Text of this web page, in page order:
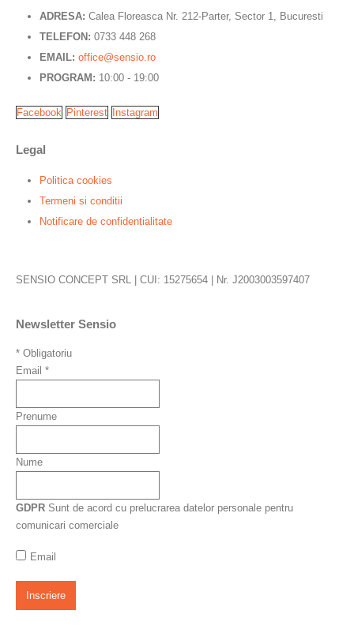
ADRESA: Calea Floreasca Nr. 212-Parter, Sector 1, Bucuresti
TELEFON: 0733 448 268
EMAIL: office@sensio.ro
PROGRAM: 10:00 - 19:00
Facebook Pinterest Instagram
Legal
Politica cookies
Termeni si conditii
Notificare de confidentialitate
SENSIO CONCEPT SRL | CUI: 15275654 | Nr. J2003003597407
Newsletter Sensio
* Obligatoriu
Email *
Prenume
Nume
GDPR Sunt de acord cu prelucrarea datelor personale pentru
comunicari comerciale
Email